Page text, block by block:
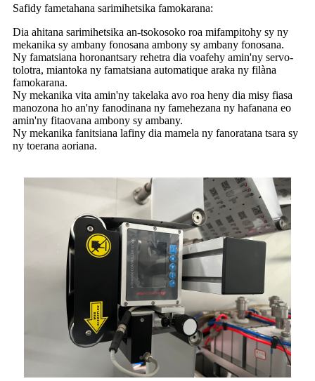
Safidy fametahana sarimihetsika famokarana:
Dia ahitana sarimihetsika an-tsokosoko roa mifampitohy sy ny
mekanika sy ambany fonosana ambony sy ambany fonosana.
Ny famatsiana horonantsary rehetra dia voafehy amin'ny servo-
tolotra, miantoka ny famatsiana automatique araka ny filàna
famokarana.
Ny mekanika vita amin'ny takelaka avo roa heny dia misy fiasa
manozona ho an'ny fanodinana ny famehezana ny hafanana eo
amin'ny fitaovana ambony sy ambany.
Ny mekanika fanitsiana lafiny dia mamela ny fanoratana tsara sy
ny toerana aoriana.